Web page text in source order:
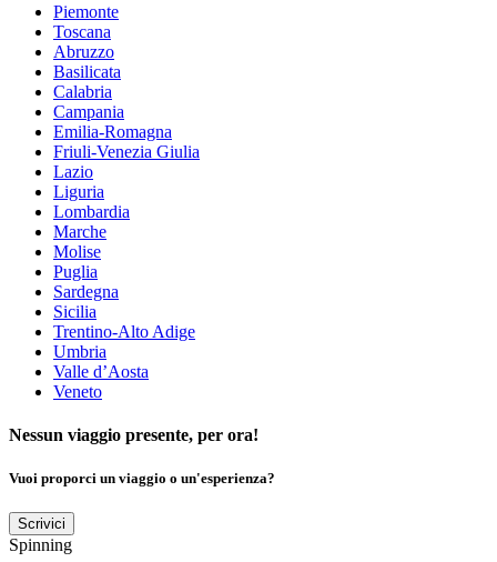
Piemonte
Toscana
Abruzzo
Basilicata
Calabria
Campania
Emilia-Romagna
Friuli-Venezia Giulia
Lazio
Liguria
Lombardia
Marche
Molise
Puglia
Sardegna
Sicilia
Trentino-Alto Adige
Umbria
Valle d’Aosta
Veneto
Nessun viaggio presente, per ora!
Vuoi proporci un viaggio o un'esperienza?
Scrivici
Spinning